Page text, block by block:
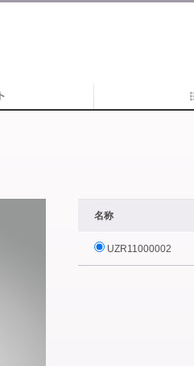
名称
UZR11000002